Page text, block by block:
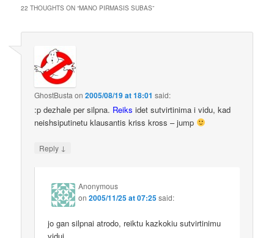
22 THOUGHTS ON “MANO PIRMASIS SUBAS”
GhostBusta on2005/08/19 at 18:01 said:
:p dezhale per silpna. Reiks idet sutvirtinima i vidu, kad
neishsiputinetu klausantis kriss kross – jump
Reply ↓
Anonymous
on2005/11/25 at 07:25said:
jo gan silpnai atrodo, reiktu kazkokiu sutvirtinimu